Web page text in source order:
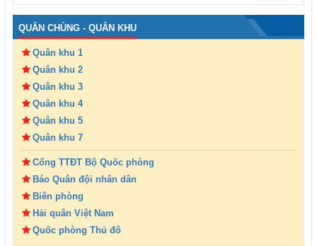
QUÂN CHỦNG - QUÂN KHU
Quân khu 1
Quân khu 2
Quân khu 3
Quân khu 4
Quân khu 5
Quân khu 7
Cổng TTĐT Bộ Quốc phòng
Báo Quân đội nhân dân
Biên phòng
Hải quân Việt Nam
Quốc phòng Thủ đô